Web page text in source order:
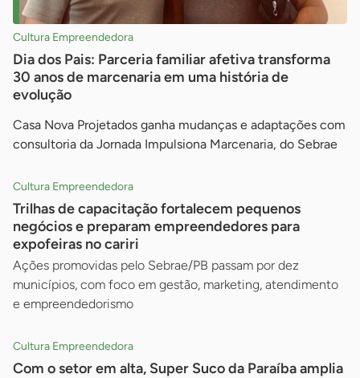
Cultura Empreendedora
Dia dos Pais: Parceria familiar afetiva transforma
30 anos de marcenaria em uma história de
evolução
Casa Nova Projetados ganha mudanças e adaptações com
consultoria da Jornada Impulsiona Marcenaria, do Sebrae
Cultura Empreendedora
Trilhas de capacitação fortalecem pequenos
negócios e preparam empreendedores para
expofeiras no cariri
Ações promovidas pelo Sebrae/PB passam por dez
municípios, com foco em gestão, marketing, atendimento
e empreendedorismo
Cultura Empreendedora
Com o setor em alta, Super Suco da Paraíba amplia